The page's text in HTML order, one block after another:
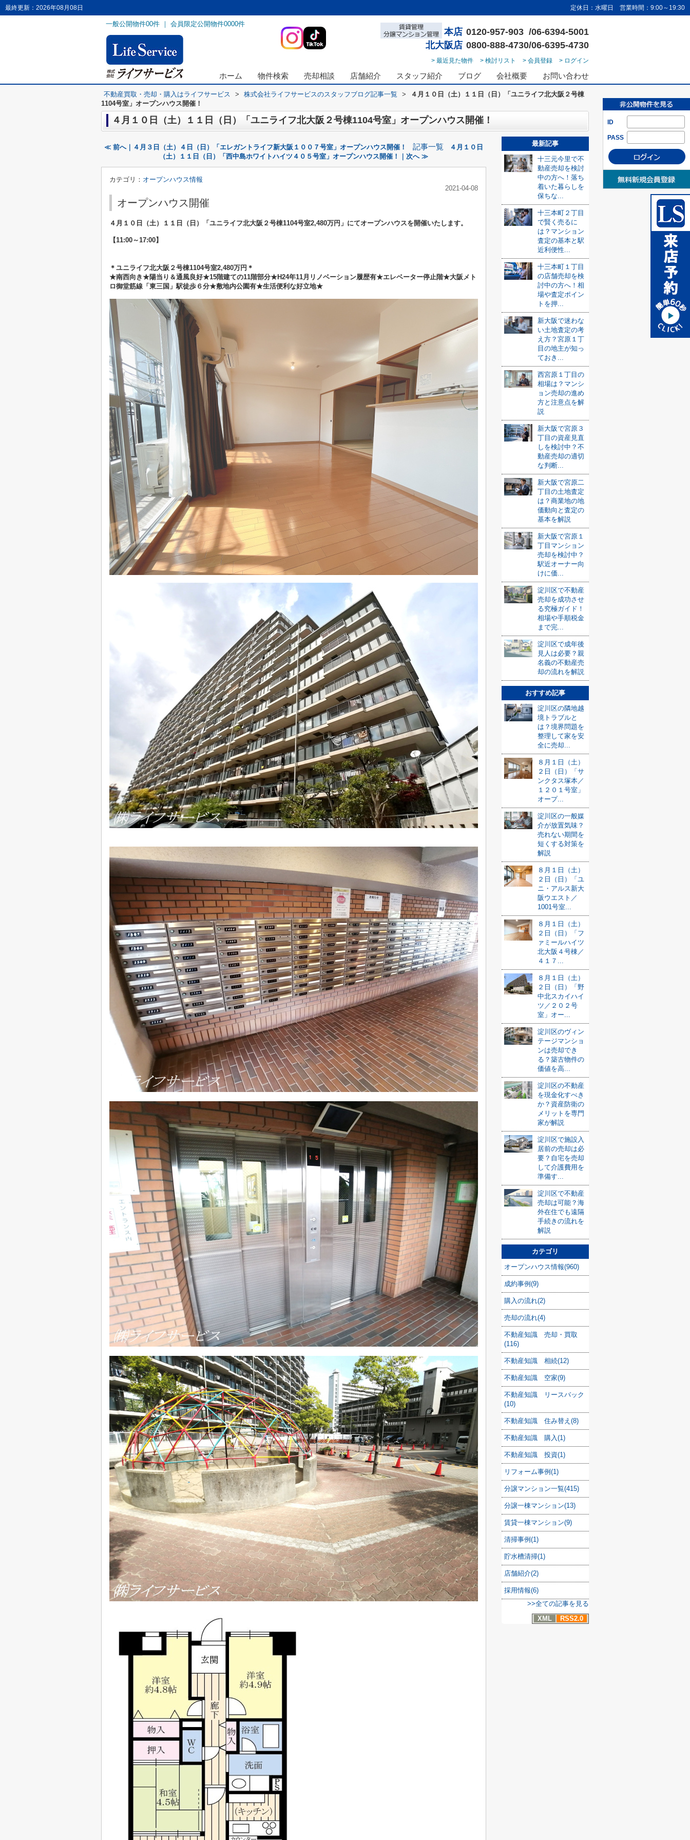
最終更新：2026年08月08日 定休日：水曜日 営業時間：9:00～19:30
一般公開物件00件 ｜ 会員限定公開物件0000件
本店 0120-957-903 /06-6394-5001
北大阪店 0800-888-4730/06-6395-4730
> 最近見た物件 > 検討リスト > 会員登録 > ログイン
ホーム 物件検索 売却相談 店舗紹介 スタッフ紹介 ブログ 会社概要 お問い合わせ
ID
PASS
不動産買取・売却・購入はライフサービス > 株式会社ライフサービスのスタッフブログ記事一覧 >
４月１０日（土）１１日（日）「ユニライフ北大阪２号棟
1104号室」オープンハウス開催！
４月１０日（土）１１日（日）「ユニライフ北大阪２号棟1104号室」オープンハウス開催！
≪ 前へ｜４月３日（土）４日（日）「エレガントライフ新大阪１００７号室」オープンハウス開催！ 記事一覧
４月１０日
（土）１１日（日）「西中島ホワイトハイツ４０５号室」オープンハウス開催！｜次へ ≫
カテゴリ： オープンハウス情報
2021-04-08
オープンハウス開催
４月１０日（土）１１日（日） 「ユニライフ北大阪２号棟1104号室2,480万円 」 にてオープンハウスを開催いたします。
【11:00～17:00】
＊ユニライフ北大阪２号棟1104号室2,480万円＊
★南西向き★陽当り＆通風良好★15階建ての11階部分★H24年11月リノベーション履歴有★エレベーター停止階★大阪メト
ロ御堂筋線「東三国」駅徒歩６分★敷地内公園有★生活便利な好立地★
最新記事
十三元今里で不
動産売却を検討
中の方へ！落ち
着いた暮らしを
保ちな...
十三本町２丁目
で賢く売るに
は？マンション
査定の基本と駅
近利便性...
十三本町１丁目
の店舗売却を検
討中の方へ！相
場や査定ポイン
トを押...
新大阪で迷わな
い土地査定の考
え方？宮原１丁
目の地主が知っ
ておき...
西宮原１丁目の
相場は？マンシ
ョン売却の進め
方と注意点を解
説
新大阪で宮原３
丁目の資産見直
しを検討中？不
動産売却の適切
な判断...
新大阪で宮原二
丁目の土地査定
は？商業地の地
価動向と査定の
基本を解説
新大阪で宮原１
丁目マンション
売却を検討中？
駅近オーナー向
けに価...
淀川区で不動産
売却を成功させ
る究極ガイド！
相場や手順税金
まで完...
淀川区で成年後
見人は必要？親
名義の不動産売
却の流れを解説
おすすめ記事
淀川区の隣地越
境トラブルと
は？境界問題を
整理して家を安
全に売却...
８月１日（土）
２日（日）「サ
ンクタス塚本／
１２０１号室」
オープ...
淀川区の一般媒
介が放置気味？
売れない期間を
短くする対策を
解説
８月１日（土）
２日（日）「ユ
ニ・アルス新大
阪ウエスト／
1001号室...
８月１日（土）
２日（日）「フ
ァミールハイツ
北大阪４号棟／
４１７...
８月１日（土）
２日（日）「野
中北スカイハイ
ツ／２０２号
室」オー...
淀川区のヴィン
テージマンショ
ンは売却でき
る？築古物件の
価値を高...
淀川区の不動産
を現金化すべき
か？資産防衛の
メリットを専門
家が解説
淀川区で施設入
居前の売却は必
要？自宅を売却
して介護費用を
準備す...
淀川区で不動産
売却は可能？海
外在住でも遠隔
手続きの流れを
解説
カテゴリ
オープンハウス情報(960)
成約事例(9)
購入の流れ(2)
売却の流れ(4)
不動産知識 売却・買取
(116)
不動産知識 相続(12)
不動産知識 空家(9)
不動産知識 リースバック
(10)
不動産知識 住み替え(8)
不動産知識 購入(1)
不動産知識 投資(1)
リフォーム事例(1)
分譲マンション一覧(415)
分譲一棟マンション(13)
賃貸一棟マンション(9)
清掃事例(1)
貯水槽清掃(1)
店舗紹介(2)
採用情報(6)
>>全ての記事を見る
XML
RSS2.0